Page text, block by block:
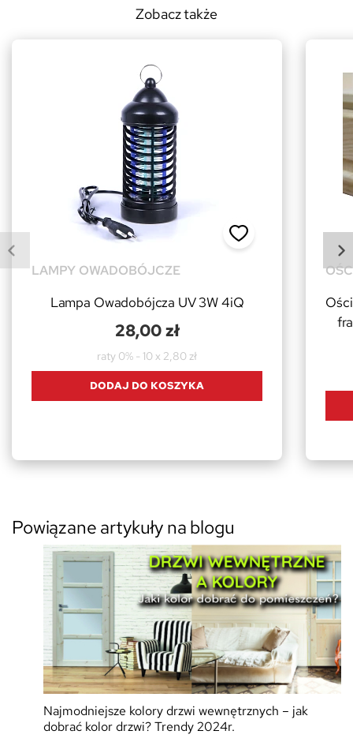
Zobacz także
LAMPY OWADOBÓJCZE
Lampa Owadobójcza UV 3W 4iQ
28,00 zł
raty 0% - 10 x 2,80 zł
DODAJ DO KOSZYKA
Powiązane artykuły na blogu
Najmodniejsze kolory drzwi wewnętrznych – jak
dobrać kolor drzwi? Trendy 2024r.